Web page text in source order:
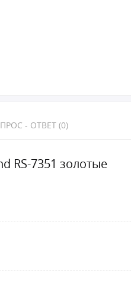
- ОТВЕТ (0)
RS-7351 золотые